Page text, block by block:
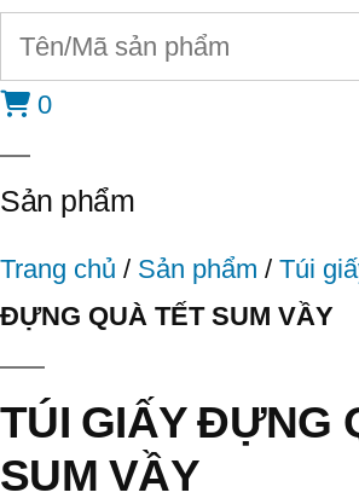
0
Sản phẩm
Trang chủ / Sản phẩm / Túi
ĐỰNG QUÀ TẾT SUM VẦY
TÚI GIẤY ĐỰNG
SUM VẦY